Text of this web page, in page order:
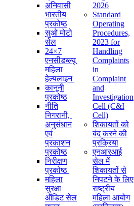
अनिवासी
भारतीय
प्रकोष्ठ
सुओ मोटो
सेल
24×7
एनसीडब्ल्यू
महिला
हेल्पलाइन
कानूनी
प्रकोष्ठ
नीति
निगरानी, ​​
अनुसंधान
एवं
प्रकाशन
प्रकोष्ठ
निरीक्षण
प्रकोष्ठ
महिला
सुरक्षा
ऑडिट सेल
2026
Standard
Operating
Procedures,
2023 for
Handling
Complaints
in
Complaint
and
Investigation
Cell (C&I
Cell)
शिकायतों को
बंद करने की
प्रक्रिया
एनआरआई
सेल में
शिकायतों से
निपटने के लिए
राष्ट्रीय
महिला आयोग